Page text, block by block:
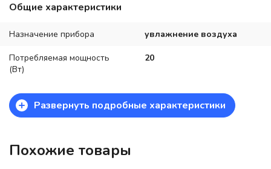
Общие характеристики
Назначение прибора увлажнение воздуха
Потребляемая мощность
(Вт)
20
+ Развернуть подробные характеристики
Похожие товары